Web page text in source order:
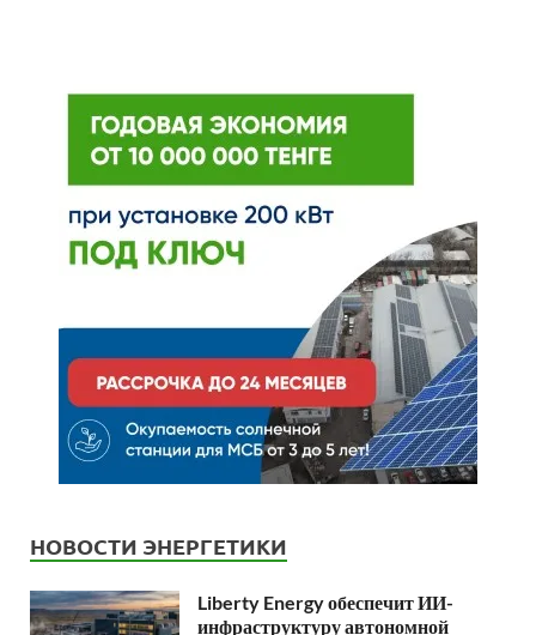
НОВОСТИ ЭНЕРГЕТИКИ
Liberty Energy обеспечит ИИ-
инфраструктуру автономной